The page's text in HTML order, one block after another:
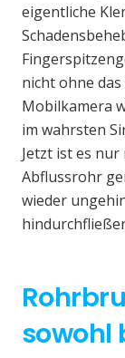
eigentliche
nicht ohne
Mobilkamera
im wahrsten
Jetzt ist es nur
Abflussrohr
wieder
sowohl